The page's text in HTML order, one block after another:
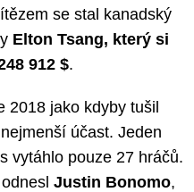
se stal kanadský
Elton Tsang, který si
912 $.
2018 jako kdyby tušil
účast. Jeden
vytáhlo pouze 27 hráčů.
Justin Bonomo,